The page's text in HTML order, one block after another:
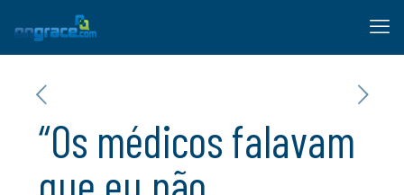
“Os médicos falavam